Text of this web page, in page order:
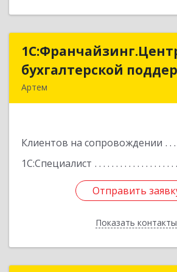
бухгалтерской
Артем
Клиентов на сопровождении
1С:Специалист
Отправить
Показать контакты
бухгалтерской
Отправить
Назад